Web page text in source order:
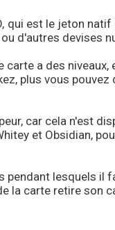
qui est le jeton
d'autres devises
a des niveaux,
plus vous pouvez
car cela n'est
et Obsidian,
pendant lesquels il
la carte retire son